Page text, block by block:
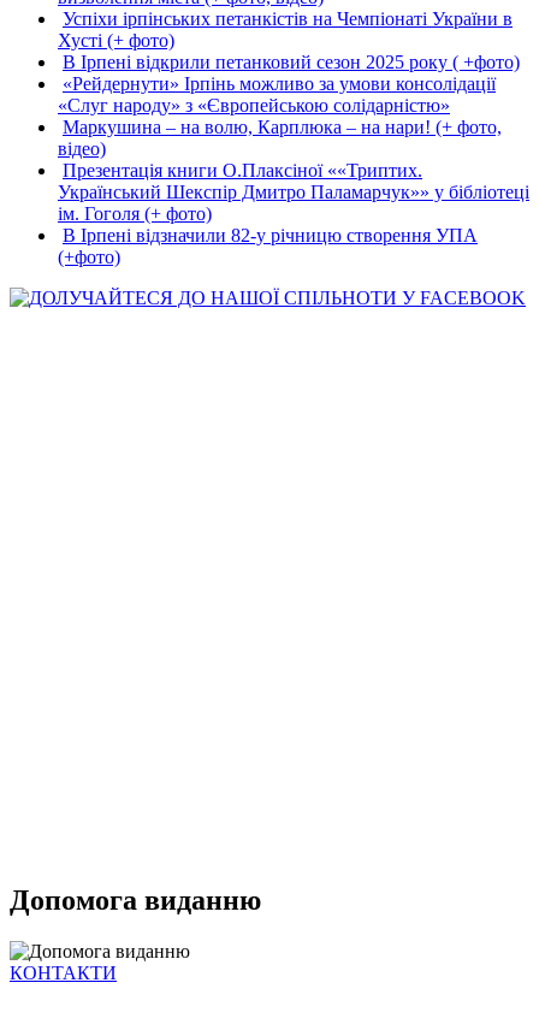
Успіхи ірпінських петанкістів на Чемпіонаті України в
Хусті (+ фото)
В Ірпені відкрили петанковий сезон 2025 року ( +фото)
«Рейдернути» Ірпінь можливо за умови консолідації
«Слуг народу» з «Європейською солідарністю»
Маркушина – на волю, Карплюка – на нари! (+ фото,
відео)
Презентація книги О.Плаксіної ««Триптих.
Український Шекспір Дмитро Паламарчук»» у бібліотеці
ім. Гоголя (+ фото)
В Ірпені відзначили 82-у річницю створення УПА
(+фото)
Допомога виданню
КОНТАКТИ